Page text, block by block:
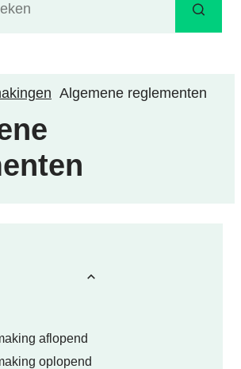
Zoeken
items
Algemene reglementen
aflopend
oplopend